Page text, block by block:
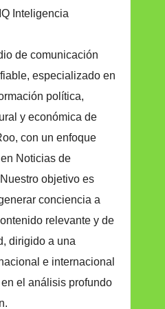
Inteligencia
de comunicación
especializado en
política,
y económica de
con un enfoque
Noticias de
objetivo es
conciencia a
relevante y de
dirigido a una
e internacional
el análisis profundo